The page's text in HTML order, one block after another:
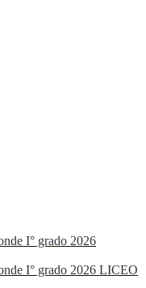
I° grado 2026
I° grado 2026 LICEO